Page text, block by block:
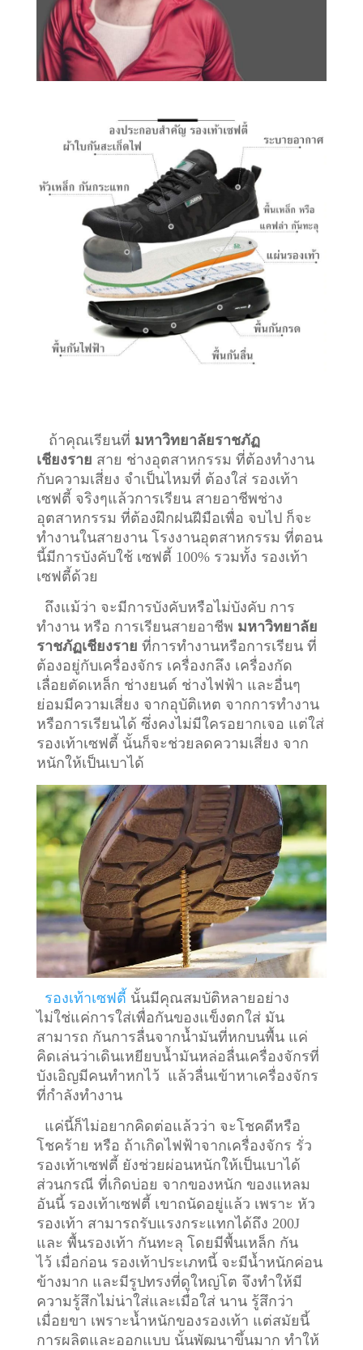
ถ้าคุณเรียนที่ มหาวิทยาลัยราชภัฏ
เชียงราย สาย ช่างอุตสาหกรรม ที่ต้องทำงาน
กับความเสี่ยง จำเป็นไหมที่ ต้องใส่ รองเท้า
เซฟตี้ จริงๆแล้วการเรียน สายอาชีพช่าง
อุตสาหกรรม ที่ต้องฝึกฝนฝีมือเพื่อ จบไป ก็จะ
ทำงานในสายงาน โรงงานอุตสาหกรรม ที่ตอน
นี้มีการบังคับใช้ เซฟตี้ 100% รวมทั้ง รองเท้า
เซฟตี้ด้วย
ถึงแม้ว่า จะมีการบังคับหรือไม่บังคับ การ
ทำงาน หรือ การเรียนสายอาชีพ มหาวิทยาลัย
ราชภัฏเชียงราย ที่การทำงานหรือการเรียน ที่
ต้องอยู่กับเครื่องจักร เครื่องกลึง เครื่องกัด
เลื่อยตัดเหล็ก ช่างยนต์ ช่างไฟฟ้า และอื่นๆ
ย่อมมีความเสี่ยง จากอุบัติเหต จากการทำงาน
หรือการเรียนได้ ซึ่งคงไม่มีใครอยากเจอ แต่ใส่
รองเท้าเซฟตี้ นั้นก็จะช่วยลดความเสี่ยง จาก
หนักให้เป็นเบาได้
รองเท้าเซฟตี้ นั้นมีคุณสมบัติหลายอย่าง
ไม่ใช่แค่การใส่เพื่อกันของแข็งตกใส่ มัน
สามารถ กันการลื่นจากน้ำมันที่หกบนพื้น แค่
คิดเล่นว่าเดินเหยียบน้ำมันหล่อลื่นเครื่องจักรที่
บังเอิญมีคนทำหกไว้ แล้วลื่นเข้าหาเครื่องจักร
ที่กำลังทำงาน
แค่นี้ก็ไม่อยากคิดต่อแล้วว่า จะโชคดีหรือ
โชคร้าย หรือ ถ้าเกิดไฟฟ้าจากเครื่องจักร รั่ว
รองเท้าเซฟตี้ ยังช่วยผ่อนหนักให้เป็นเบาได้
ส่วนกรณี ที่เกิดบ่อย จากของหนัก ของแหลม
อันนี้ รองเท้าเซฟตี้ เขาถนัดอยู่แล้ว เพราะ หัว
รองเท้า สามารถรับแรงกระแทกได้ถึง 200J
และ พื้นรองเท้า กันทะลุ โดยมีพื้นเหล็ก กัน
ไว้ เมื่อก่อน รองเท้าประเภทนี้ จะมีน้ำหนักค่อน
ข้างมาก และมีรูปทรงที่ดูใหญ่โต จึงทำให้มี
ความรู้สึกไม่น่าใส่และเมื่อใส่ นาน รู้สึกว่า
เมื่อยขา เพราะน้ำหนักของรองเท้า แต่สมัยนี้
การผลิตและออกแบบ นั้นพัฒนาขึ้นมาก ทำให้